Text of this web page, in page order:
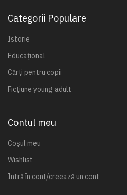
Categorii Populare
Istorie
Educațional
Cărți pentru copii
Ficțiune young adult
Contul meu
Coșul meu
Wishlist
Intră în cont/creează un cont